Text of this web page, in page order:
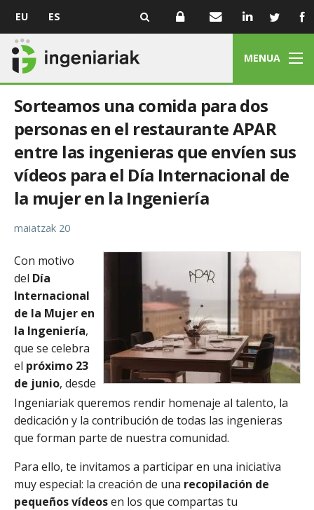
EU ES
MENUA
Sorteamos una comida para dos
personas en el restaurante APAR
entre las ingenieras que envíen sus
vídeos para el Día Internacional de
la mujer en la Ingeniería
maiatzak 20
Con motivo
del Día
Internacional
de la Mujer en
la Ingeniería,
que se celebra
el próximo 23
de junio, desde
Ingeniariak queremos rendir homenaje al talento, la
dedicación y la contribución de todas las ingenieras
que forman parte de nuestra comunidad.
Para ello, te invitamos a participar en una iniciativa
muy especial: la creación de una recopilación de
pequeños vídeosen los que compartas tu